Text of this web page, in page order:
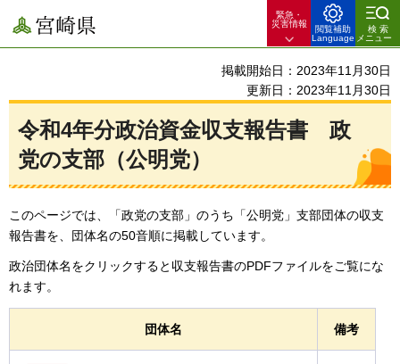
宮崎県
緊急・
災害情報
閲覧補助
Language
検索
メニュー
掲載開始日：2023年11月30日
更新日：2023年11月30日
令和4年分政治資金収支報告書
政
党の支部（公明党）
このページでは、「政党の支部」のうち「公明党」支部団体の収支
報告書を、団体名の50音順に掲載しています。
政治団体名をクリックすると収支報告書のPDFファイルをご覧にな
れます。
団体名 備考